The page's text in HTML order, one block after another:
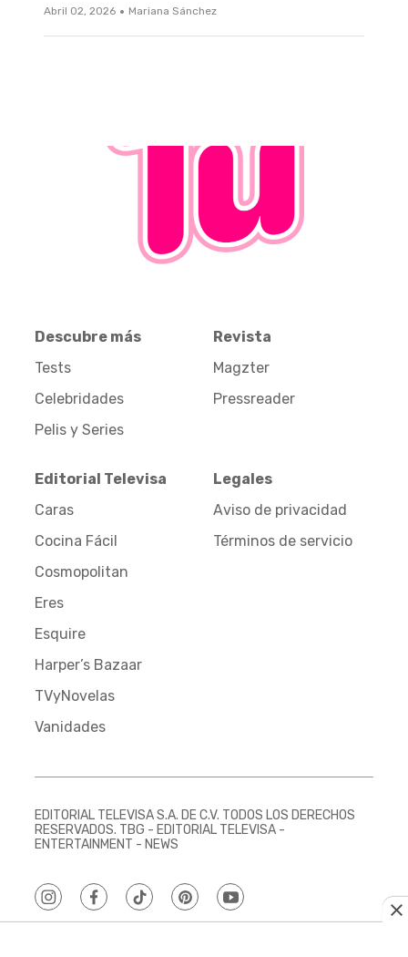
Abril 02, 2026 · Mariana Sánchez
Descubre más
Tests
Celebridades
Pelis y Series
Revista
Magzter
Pressreader
Editorial Televisa
Caras
Cocina Fácil
Cosmopolitan
Eres
Esquire
Harper’s Bazaar
TVyNovelas
Vanidades
Legales
Aviso de privacidad
Términos de servicio
EDITORIAL TELEVISA S.A. DE C.V. TODOS LOS DERECHOS
RESERVADOS. TBG - EDITORIAL TELEVISA -
ENTERTAINMENT - NEWS
instagramfacebooktiktokpinterestyoutube